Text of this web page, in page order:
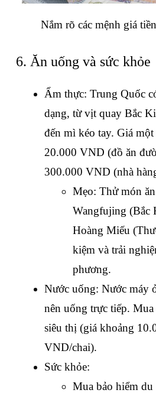
Nắm rõ các mệnh giá
6. Ăn uống và sức khỏe
Ẩm thực: Trung Quốc
dạng, từ vịt quay Bắc
đến mì kéo tay. Giá
20.000 VND (đồ ăn
300.000 VND (nhà
Mẹo: Thử món
Wangfujing (Bắc
Hoàng Miếu
kiệm và trải
phương.
Nước uống: Nước máy
nên uống trực tiếp.
siêu thị (giá khoảng
VND/chai).
Sức khỏe:
Mua bảo hiểm